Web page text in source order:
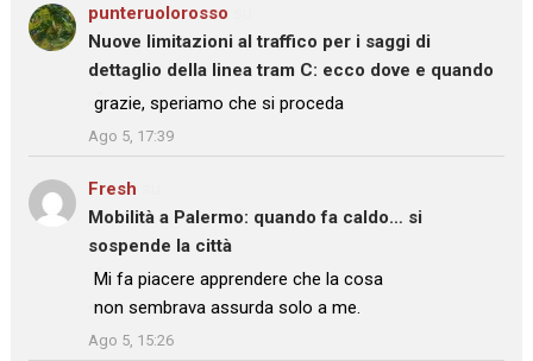
punteruolorosso
Nuove limitazioni al traffico per i saggi di
dettaglio della linea tram C: ecco dove e quando
: “
grazie, speriamo che si proceda
”
Ago 5, 17:39
Fresh
Mobilità a Palermo: quando fa caldo… si
sospende la città
: “Mi fa piacere apprendere che la cosa
non sembrava assurda solo a me.
”
Ago 5, 15:26